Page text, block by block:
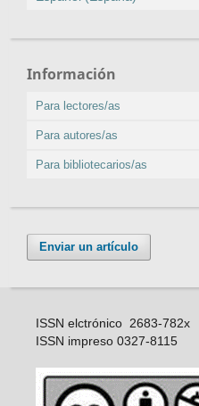
Información
Para lectores/as
Para autores/as
Para bibliotecarios/as
Enviar un artículo
ISSN elctrónico 2683-782x
ISSN impreso 0327-8115